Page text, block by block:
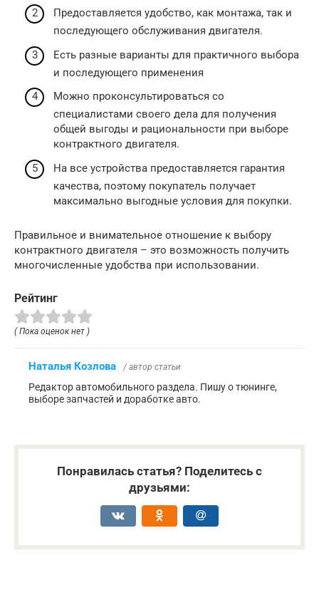
Предоставляется удобство, как монтажа, так и
последующего обслуживания двигателя.
Есть разные варианты для практичного выбора
и последующего применения
Можно проконсультироваться со
специалистами своего дела для получения
общей выгоды и рациональности при выборе
контрактного двигателя.
На все устройства предоставляется гарантия
качества, поэтому покупатель получает
максимально выгодные условия для покупки.
Правильное и внимательное отношение к выбору
контрактного двигателя – это возможность получить
многочисленные удобства при использовании.
Рейтинг
( Пока оценок нет )
Наталья Козлова / автор статьи
Редактор автомобильного раздела. Пишу о тюнинге,
выборе запчастей и доработке авто.
Понравилась статья? Поделитесь с
друзьями: